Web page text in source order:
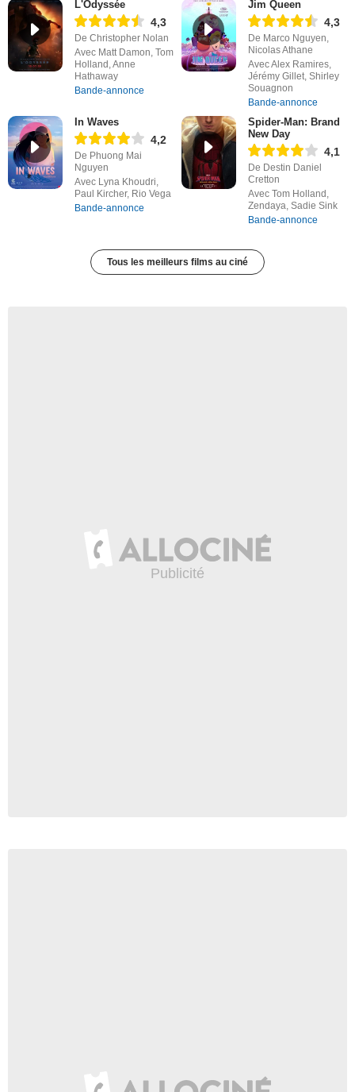
L'Odyssée
4,3
De Christopher Nolan
Avec Matt Damon, Tom
Holland, Anne
Hathaway
Bande-annonce
Jim Queen
4,3
De Marco Nguyen,
Nicolas Athane
Avec Alex Ramires,
Jérémy Gillet, Shirley
Souagnon
Bande-annonce
In Waves
4,2
De Phuong Mai
Nguyen
Avec Lyna Khoudri,
Paul Kircher, Rio Vega
Bande-annonce
Spider-Man: Brand
New Day
4,1
De Destin Daniel
Cretton
Avec Tom Holland,
Zendaya, Sadie Sink
Bande-annonce
Tous les meilleurs films au ciné